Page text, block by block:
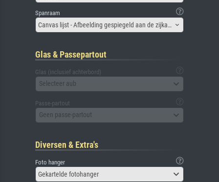
Spanraam
Canvas lijst - Afbeelding gespiegeld aan de zijkant
Glas & Passepartout
Glas (inclusief achterbord)
Selecteer aub
Passe-partout
Geen passe-partout
Diversen & Extra's
Foto hanger
Gekartelde fotohanger